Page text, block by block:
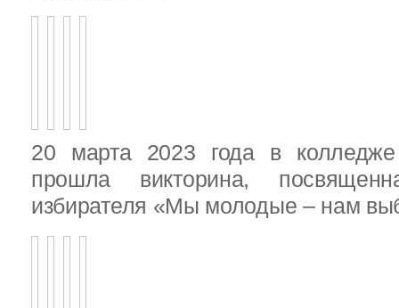
20 марта 2023 года в колледже
прошла викторина,
избирателя «Мы молодые – нам